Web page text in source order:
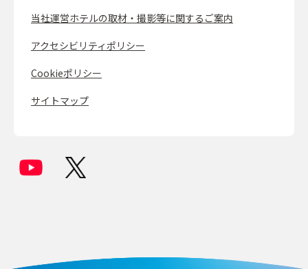
当社運営ホテルの取材・撮影等に関するご案内
アクセシビリティポリシー
Cookieポリシー
サイトマップ